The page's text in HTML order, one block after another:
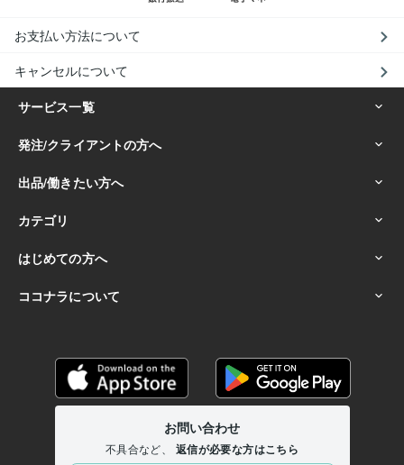
お支払い方法について
キャンセルについて